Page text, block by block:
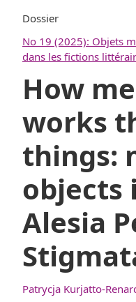
Dossier
No 19 (2025): Objets
dans les fictions
How
works
things:
objects
Alesia
Patrycja Kurjatto-